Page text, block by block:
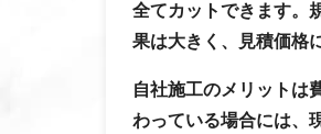
全てカットできます。
果は大きく、見積価格
自社施工のメリットは
わっている場合には、